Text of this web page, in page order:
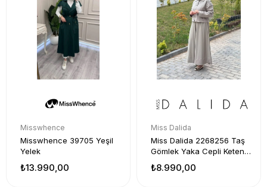
Misswhence
Misswhence 39705 Yeşil
Yelek
₺13.990,00
Miss Dalida
Miss Dalida 2268256 Taş
Gömlek Yaka Cepli Keten
₺8.990,00